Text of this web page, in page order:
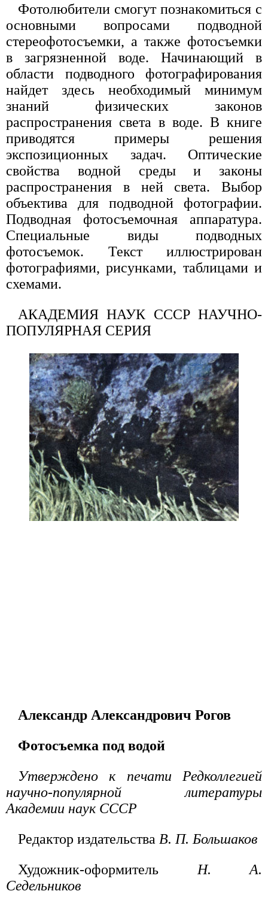
Фотолюбители смогут познакомиться с
основными вопросами подводной
стереофотосъемки, а также фотосъемки
в загрязненной воде. Начинающий в
области подводного фотографирования
найдет здесь необходимый минимум
знаний физических законов
распространения света в воде. В книге
приводятся примеры решения
экспозиционных задач. Оптические
свойства водной среды и законы
распространения в ней света. Выбор
объектива для подводной фотографии.
Подводная фотосъемочная аппаратура.
Специальные виды подводных
фотосъемок. Текст иллюстрирован
фотографиями, рисунками, таблицами и
схемами.
АКАДЕМИЯ НАУК СССР НАУЧНО-
ПОПУЛЯРНАЯ СЕРИЯ
Александр Александрович Рогов
Фотосъемка под водой
Утверждено к печати Редколлегией
научно-популярной литературы
Академии наук СССР
Редактор издательства В. П. Большаков
Художник-оформитель Н. А.
Седельников